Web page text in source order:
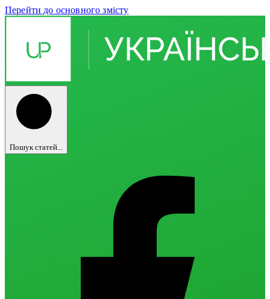
Перейти до основного змісту
Пошук статей...